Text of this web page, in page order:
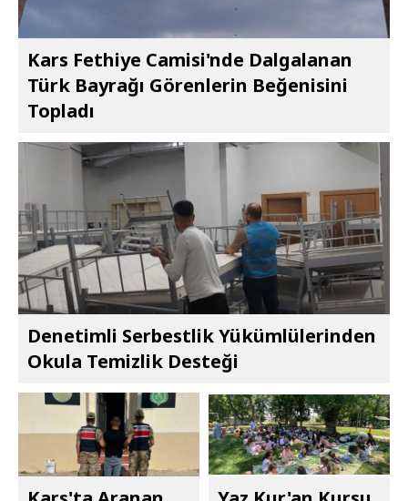
Kars Fethiye Camisi'nde Dalgalanan
Türk Bayrağı Görenlerin Beğenisini
Topladı
Denetimli Serbestlik Yükümlülerinden
Okula Temizlik Desteği